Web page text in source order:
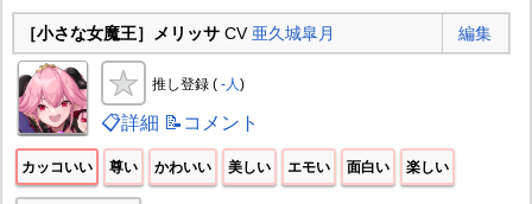
［小さな女魔王］メリッサCV 亜久城皐月 編集
推し登録 ( -人 )
📋詳細 📝コメント
カッコいい 尊い かわいい 美しい エモい 面白い 楽しい